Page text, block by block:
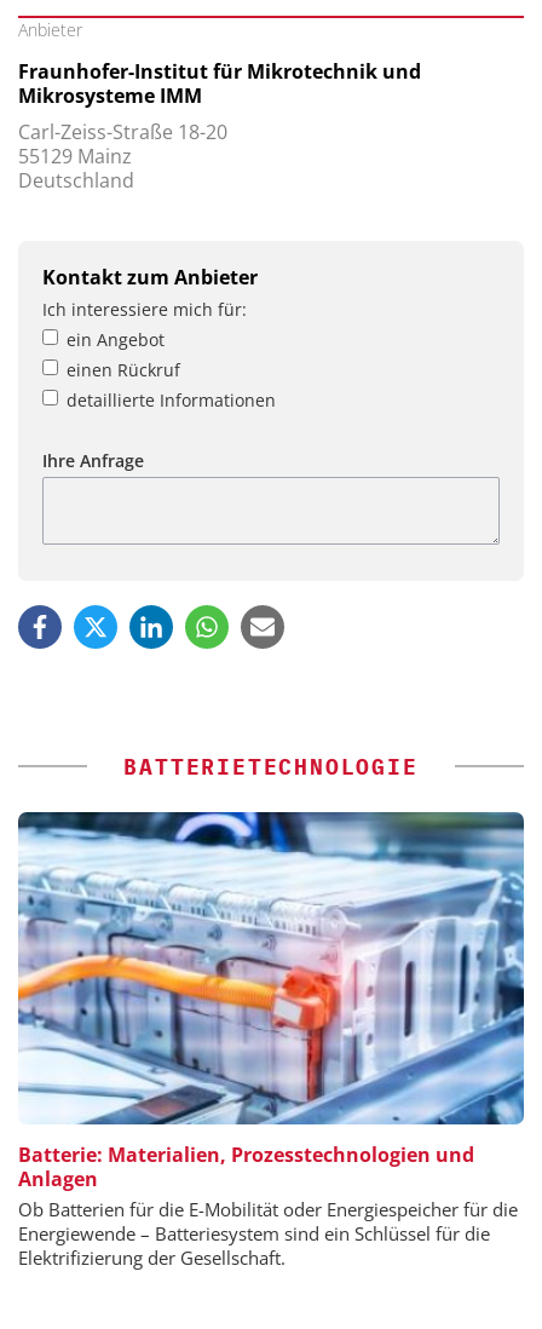
Anbieter
Fraunhofer-Institut für Mikrotechnik und
Mikrosysteme IMM
Carl-Zeiss-Straße 18-20
55129 Mainz
Deutschland
Kontakt zum Anbieter
Ich interessiere mich für:
ein Angebot
einen Rückruf
detaillierte Informationen
Ihre Anfrage
BATTERIETECHNOLOGIE
Batterie: Materialien, Prozesstechnologien und
Anlagen
Ob Batterien für die E-Mobilität oder Energiespeicher für die
Energiewende – Batteriesystem sind ein Schlüssel für die
Elektrifizierung der Gesellschaft.